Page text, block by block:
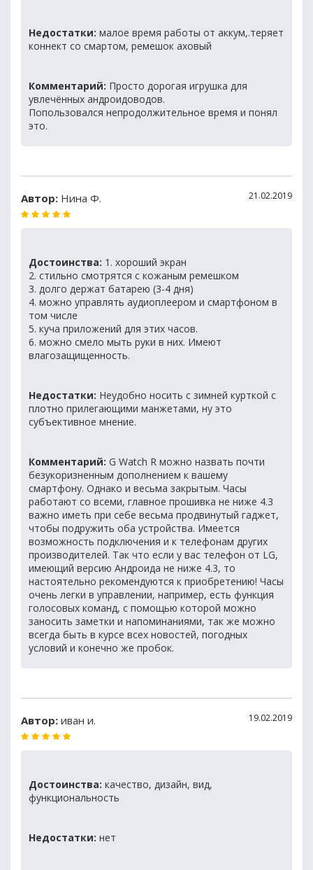
Недостатки: малое время работы от аккум,.теряет
коннект со смартом, ремешок аховый
Комментарий: Просто дорогая игрушка для
увлечённых андроидоводов.
Попользовался непродолжительное время и понял
это.
Автор: Нина Ф. 21.02.2019
Достоинства: 1. хороший экран
2. стильно смотрятся с кожаным ремешком
3. долго держат батарею (3-4 дня)
4. можно управлять аудиоплеером и смартфоном в
том числе
5. куча приложений для этих часов.
6. можно смело мыть руки в них. Имеют
влагозащищенность.
Недостатки: Неудобно носить с зимней курткой с
плотно прилегающими манжетами, ну это
субъективное мнение.
Комментарий: G Watch R можно назвать почти
безукоризненным дополнением к вашему
смартфону. Однако и весьма закрытым. Часы
работают со всеми, главное прошивка не ниже 4.3
важно иметь при себе весьма продвинутый гаджет,
чтобы подружить оба устройства. Имеется
возможность подключения и к телефонам других
производителей. Так что если у вас телефон от LG,
имеющий версию Андроида не ниже 4.3, то
настоятельно рекомендуются к приобретению! Часы
очень легки в управлении, например, есть функция
голосовых команд, с помощью которой можно
заносить заметки и напоминаниями, так же можно
всегда быть в курсе всех новостей, погодных
условий и конечно же пробок.
Автор: иван и. 19.02.2019
Достоинства: качество, дизайн, вид,
функциональность
Недостатки: нет